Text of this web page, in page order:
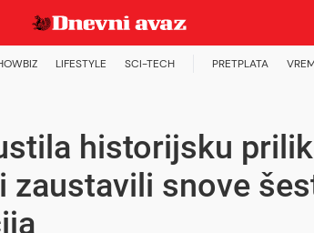
LIFESTYLE SCI-TECH PRETPLATA
historijsku
zaustavili snove